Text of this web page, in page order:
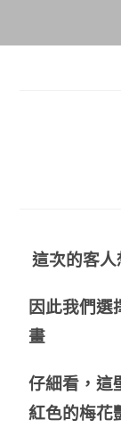
這次的客
因此我們
畫
仔細看，這
紅色的梅花